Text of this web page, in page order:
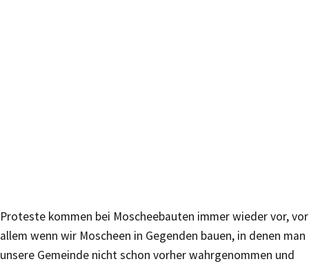
Proteste kommen bei Moscheebauten immer wieder vor, vor
allem wenn wir Moscheen in Gegenden bauen, in denen man
unsere Gemeinde nicht schon vorher wahrgenommen und